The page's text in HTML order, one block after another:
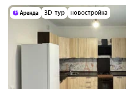
3D-тур новостройка